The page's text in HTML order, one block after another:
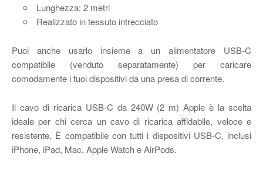
Lunghezza: 2 metri
Realizzato in tessuto intrecciato
Puoi anche usarlo insieme a un alimentatore USB-C
compatibile (venduto separatamente) per caricare
comodamente i tuoi dispositivi da una presa di corrente.
Il cavo di ricarica USB-C da 240W (2 m) Apple è la scelta
ideale per chi cerca un cavo di ricarica affidabile, veloce e
resistente. È compatibile con tutti i dispositivi USB-C, inclusi
iPhone, iPad, Mac, Apple Watch e AirPods.